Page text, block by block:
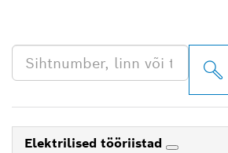
Elektrilised tööriistad